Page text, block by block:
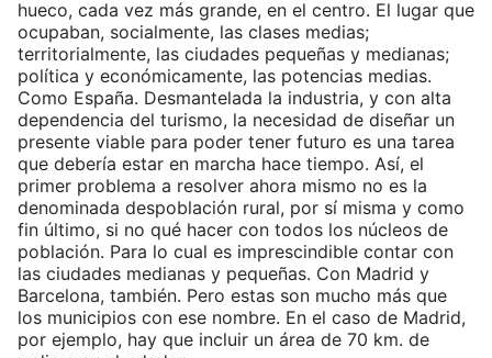
hueco, cada vez más grande, en el centro. El lugar que
ocupaban, socialmente, las clases medias;
territorialmente, las ciudades pequeñas y medianas;
política y económicamente, las potencias medias.
Como España. Desmantelada la industria, y con alta
dependencia del turismo, la necesidad de diseñar un
presente viable para poder tener futuro es una tarea
que debería estar en marcha hace tiempo. Así, el
primer problema a resolver ahora mismo no es la
denominada despoblación rural, por sí misma y como
fin último, si no qué hacer con todos los núcleos de
población. Para lo cual es imprescindible contar con
las ciudades medianas y pequeñas. Con Madrid y
Barcelona, también. Pero estas son mucho más que
los municipios con ese nombre. En el caso de Madrid,
por ejemplo, hay que incluir un área de 70 km. de